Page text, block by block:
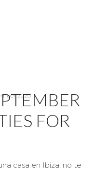
2020
FOR
casa en Ibiza, no te